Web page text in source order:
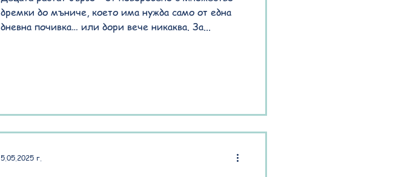
дремки до мъниче, което има нужда само от една
дневна почивка… или дори вече никаква. За...
5.05.2025 г.